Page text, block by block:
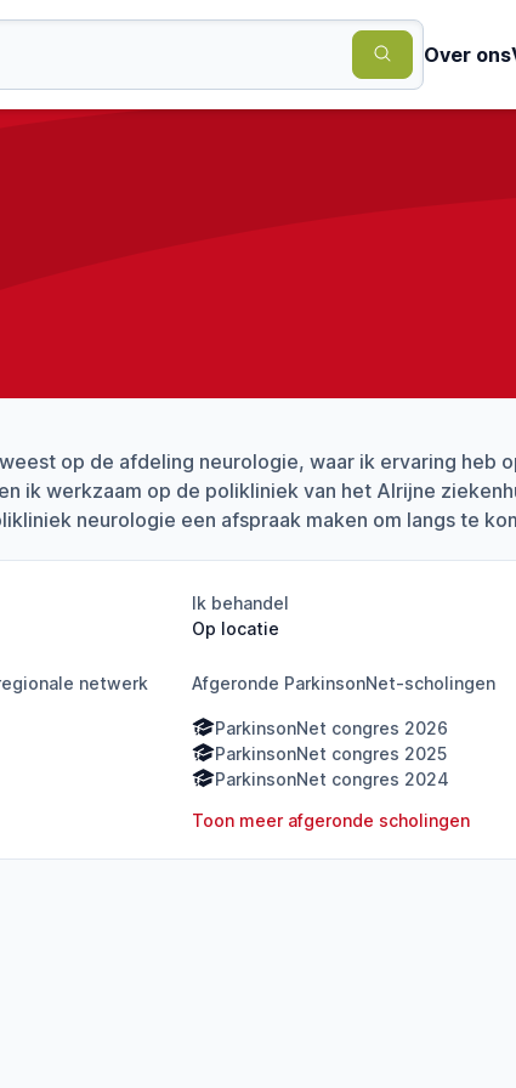
Over ons
op de afdeling neurologie, waar ik ervaring heb
ik werkzaam op de polikliniek van het Alrijne
neurologie een afspraak maken om langs te
Ik behandel
Op locatie
netwerk
Afgeronde ParkinsonNet-scholingen
ParkinsonNet congres 2026
ParkinsonNet congres 2025
ParkinsonNet congres 2024
Toon meer afgeronde scholingen